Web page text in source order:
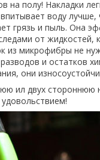
на полу! Накладки
воду
грязь и пыль. Она
от
из микрофибры не
и остатков
они
ил двух стороннюю
удовольствием!